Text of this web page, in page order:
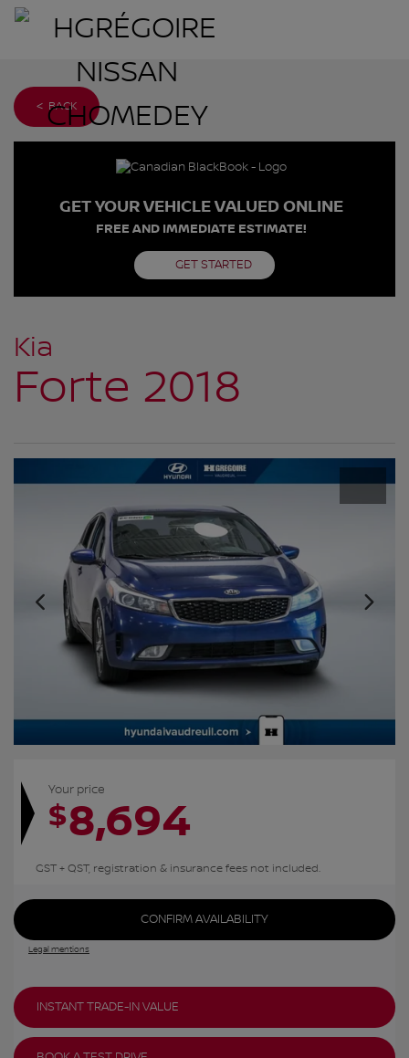
< BACK
GET YOUR VEHICLE VALUED ONLINE
FREE AND IMMEDIATE ESTIMATE!
GET STARTED
Kia
Forte 2018
Your price
$8,694
GST + QST, registration & insurance fees not included.
CONFIRM AVAILABILITY
Legal mentions
INSTANT TRADE-IN VALUE